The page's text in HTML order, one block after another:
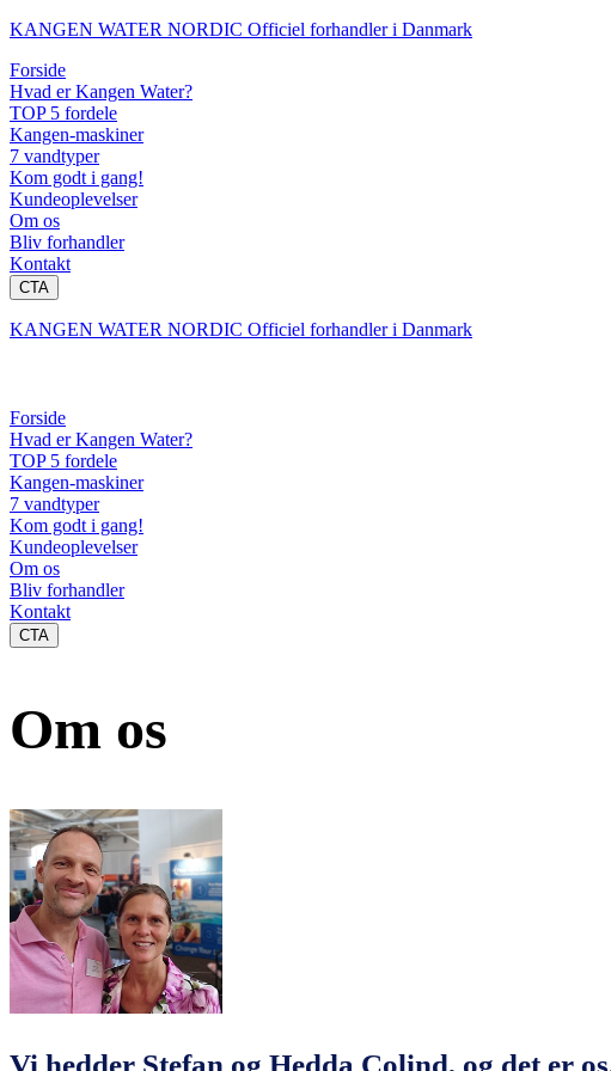
KANGEN WATER NORDIC Officiel forhandler i Danmark
Forside
Hvad er Kangen Water?
TOP 5 fordele
Kangen-maskiner
7 vandtyper
Kom godt i gang!
Kundeoplevelser
Om os
Bliv forhandler
Kontakt
CTA
KANGEN WATER NORDIC Officiel forhandler i Danmark
Forside
Hvad er Kangen Water?
TOP 5 fordele
Kangen-maskiner
7 vandtyper
Kom godt i gang!
Kundeoplevelser
Om os
Bliv forhandler
Kontakt
CTA
Om os
Vi hedder Stefan og Hedda Colind, og det er